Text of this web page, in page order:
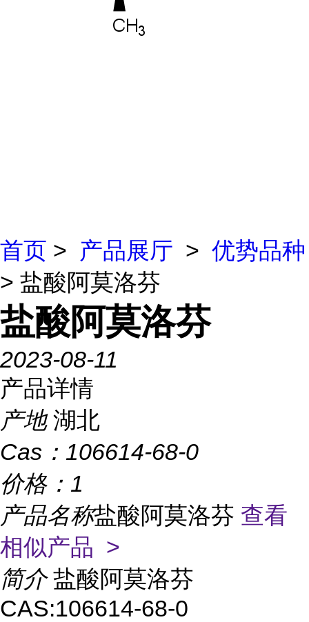
首页 > 产品展厅 > 优势品种
> 盐酸阿莫洛芬
盐酸阿莫洛芬
2023-08-11
产品详情
产地 湖北
Cas： 106614-68-0
价格： 1
产品名称盐酸阿莫洛芬 查看
相似产品 >
简介 盐酸阿莫洛芬
CAS:106614-68-0